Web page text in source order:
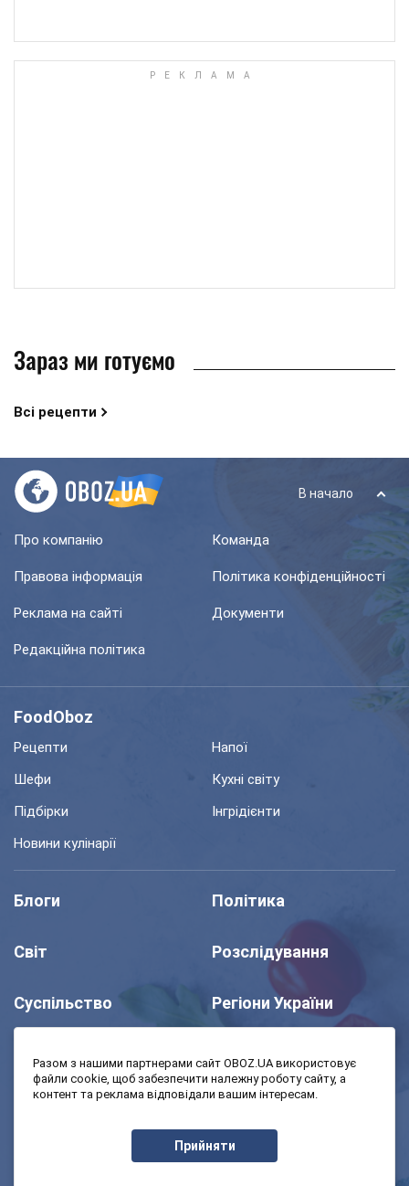
Зараз ми готуємо
Всі рецепти
В начало
Про компанію Команда
Правова інформація Політика конфіденційності
Реклама на сайті Документи
Редакційна політика
FoodOboz
Рецепти
Напої
Шефи
Кухні світу
Підбірки
Інгрідієнти
Новини кулінарії
Блоги Політика
Світ Розслідування
Суспільство Регіони України
Моя школа Авто
Економіка
Разом з нашими партнерами сайт OBOZ.UA використовує
файли cookie, щоб забезпечити належну роботу сайту, а
контент та реклама відповідали вашим інтересам.
Прийняти